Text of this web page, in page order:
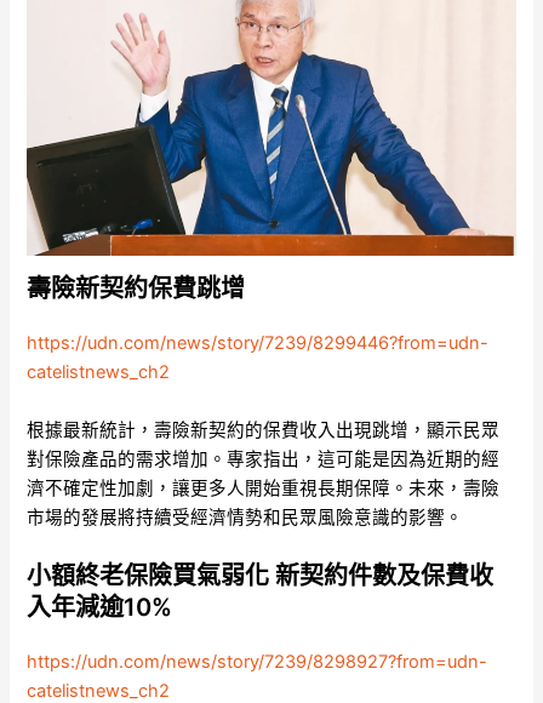
壽險新契約保費跳增
https://udn.com/news/story/7239/8299446?from=udn-
catelistnews_ch2
根據最新統計，壽險新契約的保費收入出現跳增，顯示民眾
對保險產品的需求增加。專家指出，這可能是因為近期的經
濟不確定性加劇，讓更多人開始重視長期保障。未來，壽險
市場的發展將持續受經濟情勢和民眾風險意識的影響。
小額終老保險買氣弱化 新契約件數及保費收
入年減逾10%
https://udn.com/news/story/7239/8298927?from=udn-
catelistnews_ch2